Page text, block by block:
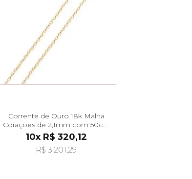
Corrente de Ouro 18k Malha
Corações de 2,1mm com 50cm
co04866
10x R$ 320,12
R$ 3.201,29